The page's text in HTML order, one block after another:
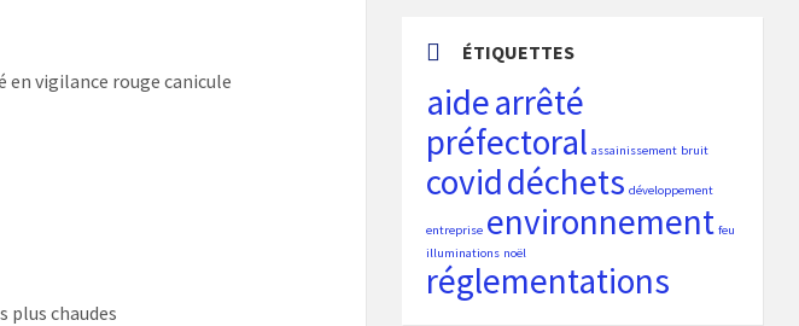
vigilance rouge canicule
plus chaudes
ÉTIQUETTES
aidearrêté
préfectoral assainissement bruit
coviddéchets développement
entreprise environnement feu
illuminations noël
réglementations